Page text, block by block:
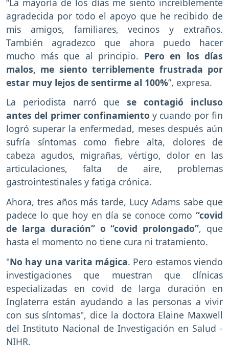
agradecida por todo el apoyo que he recibido de
mis amigos, familiares, vecinos y extraños.
También agradezco que ahora puedo hacer
mucho más que al principio. Pero en los días
malos, me siento terriblemente frustrada por
estar muy lejos de sentirme al 100%”, expresa.
La periodista narró que se contagió incluso
antes del primer confinamiento y cuando por fin
logró superar la enfermedad, meses después aún
sufría síntomas como fiebre alta, dolores de
cabeza agudos, migrañas, vértigo, dolor en las
articulaciones, falta de aire, problemas
gastrointestinales y fatiga crónica.
Ahora, tres años más tarde, Lucy Adams sabe que
padece lo que hoy en día se conoce como “covid
de larga duración” o “covid prolongado”, que
hasta el momento no tiene cura ni tratamiento.
"No hay una varita mágica. Pero estamos viendo
investigaciones que muestran que clínicas
especializadas en covid de larga duración en
Inglaterra están ayudando a las personas a vivir
con sus síntomas", dice la doctora Elaine Maxwell
del Instituto Nacional de Investigación en Salud -
NIHR.